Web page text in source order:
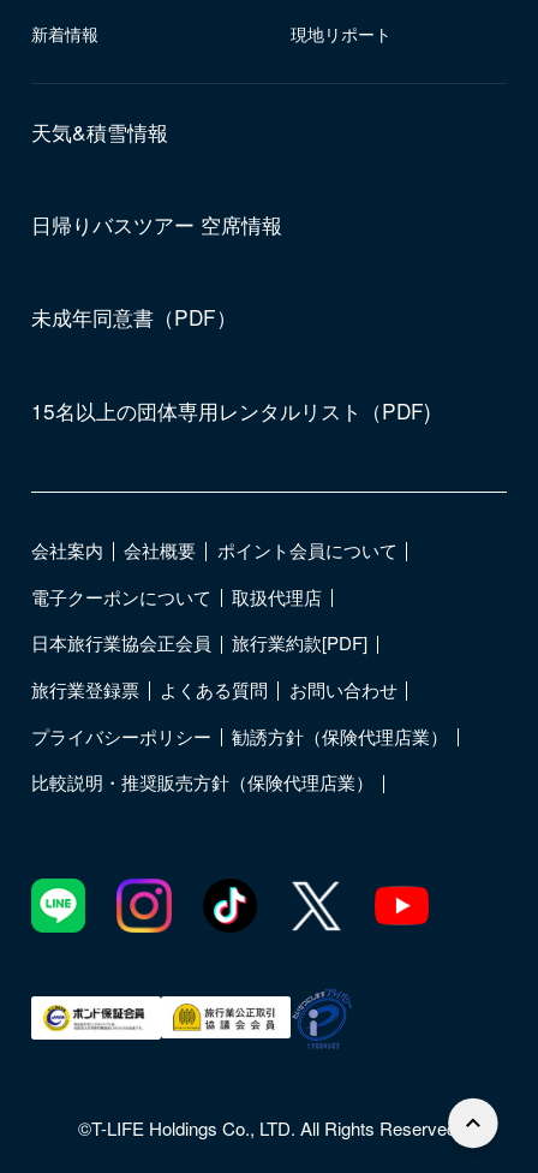
新着情報 現地リポート
天気&積雪情報
日帰りバスツアー 空席情報
未成年同意書（PDF）
15名以上の団体専用レンタルリスト（PDF)
会社案内 会社概要
ポイント会員について
電子クーポンについて
取扱代理店
日本旅行業協会正会員
旅行業約款[PDF]
旅行業登録票
よくある質問
お問い合わせ
プライバシーポリシー
勧誘方針（保険代理店業）
比較説明・推奨販売方針（保険代理店業）
©T-LIFE Holdings Co., LTD. All Rights Reserved.